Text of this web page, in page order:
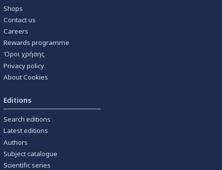
Shops
Contact us
Careers
Rewards programme
Όροι χρήσης
Privacy policy
About Cookies
Editions
Search editions
Latest editions
Authors
Subject catalogue
Scientific series